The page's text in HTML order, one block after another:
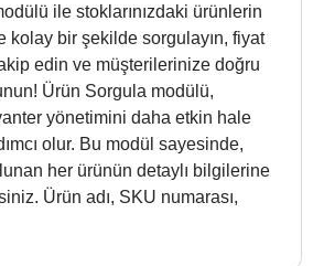
ile stoklarınızdaki ürünlerin
kolay bir şekilde sorgulayın, fiyat
edin ve müşterilerinize doğru
Ürün Sorgula modülü,
yönetimini daha etkin hale
olur. Bu modül sayesinde,
her ürünün detaylı bilgilerine
Ürün adı, SKU numarası,